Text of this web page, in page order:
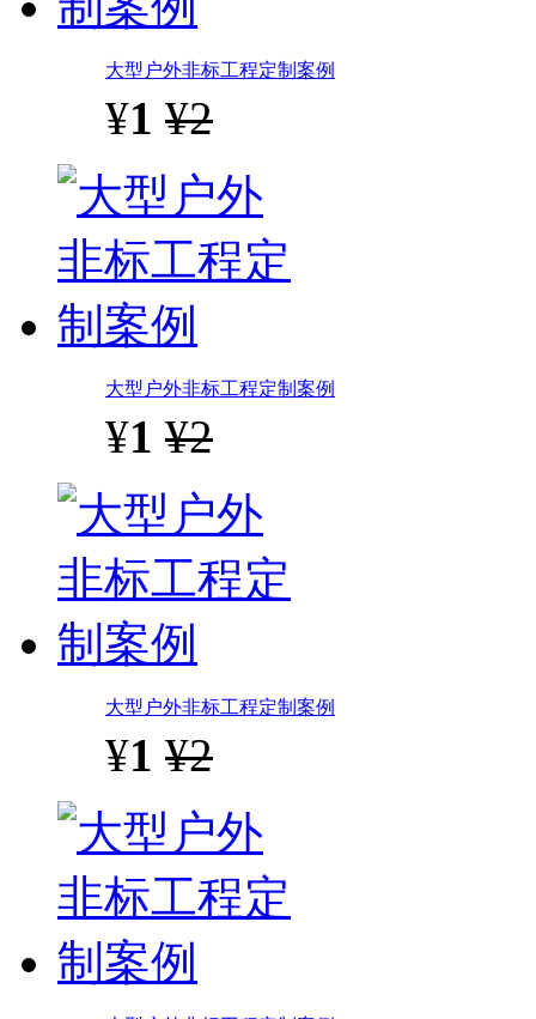
大型户外非标工程定制案例
¥1 ¥2
大型户外非标工程定制案例
¥1 ¥2
大型户外非标工程定制案例
¥1 ¥2